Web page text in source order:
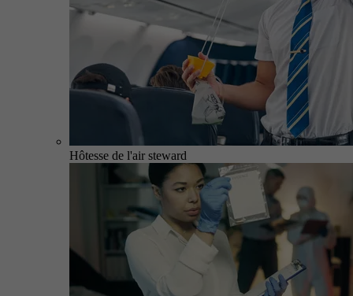
Hôtesse de l'air steward